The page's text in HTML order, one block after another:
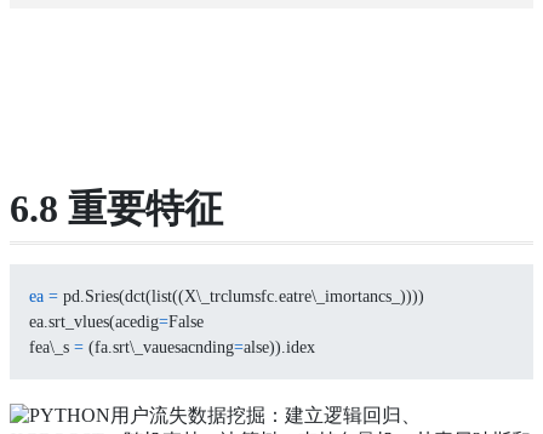
6.8 重要特征
ea = pd.Sries(dct(list((X\_trclumsfc.eatre\_imortancs_))))
ea.srt_vlues(acedig=False
fea\_s = (fa.srt\_vauesacnding=alse)).idex